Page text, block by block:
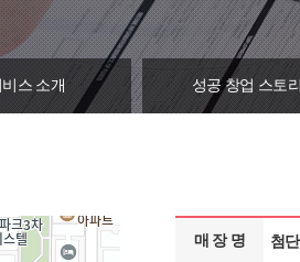
스 소개 성공 창업 스토리
매 장 명 첨